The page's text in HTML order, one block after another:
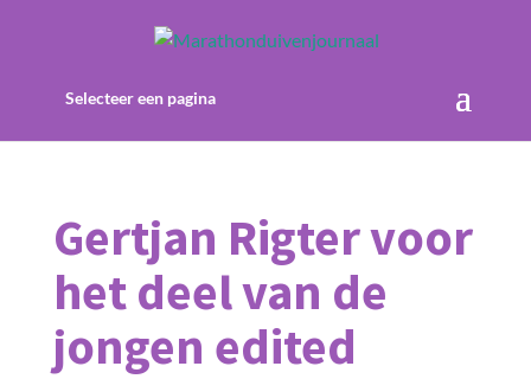
Selecteer een pagina
Gertjan Rigter voor
het deel van de
jongen edited